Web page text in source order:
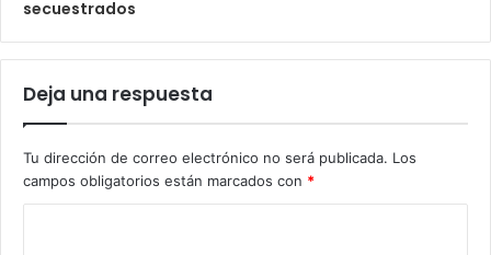
secuestrados
Deja una respuesta
Tu dirección de correo electrónico no será publicada. Los
campos obligatorios están marcados con *